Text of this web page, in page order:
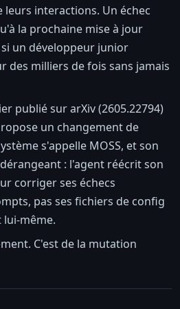
interactions. Un échec
la prochaine mise à jour
un développeur junior
des milliers de fois sans jamais
publié sur arXiv (2605.22794)
un changement de
s'appelle MOSS, et son
: l'agent réécrit son
corriger ses échecs
pas ses fichiers de config
même.
C'est de la mutation